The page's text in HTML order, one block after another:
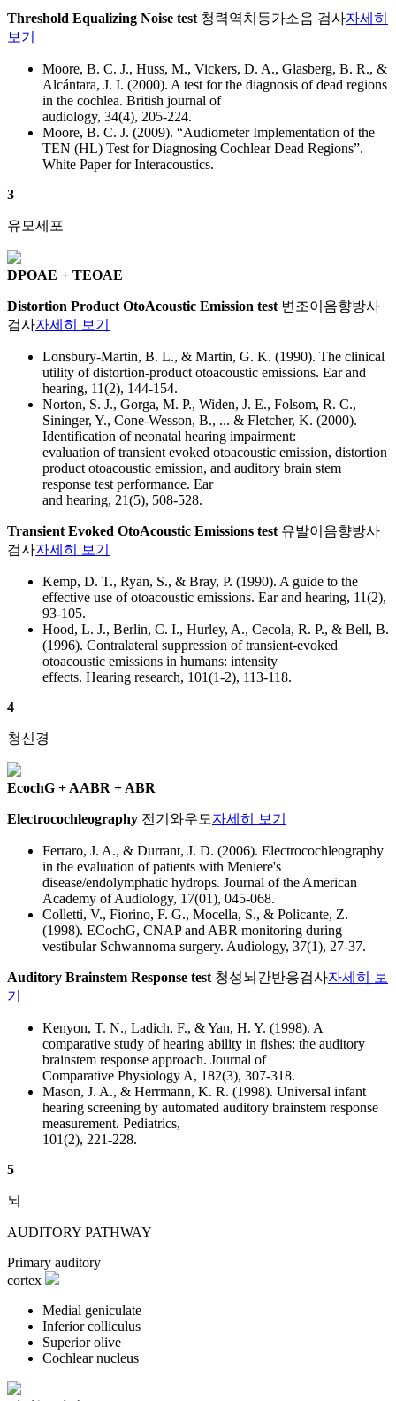
Threshold Equalizing Noise test 청력역치등가소음 검사자세히
보기
Moore, B. C. J., Huss, M., Vickers, D. A., Glasberg, B. R., &
Alcántara, J. I. (2000). A test for the diagnosis of dead regions
in the cochlea. British journal of
audiology, 34(4), 205-224.
Moore, B. C. J. (2009). “Audiometer Implementation of the
TEN (HL) Test for Diagnosing Cochlear Dead Regions”.
White Paper for Interacoustics.
3
유모세포
DPOAE + TEOAE
Distortion Product OtoAcoustic Emission test 변조이음향방사
검사자세히 보기
Lonsbury-Martin, B. L., & Martin, G. K. (1990). The clinical
utility of distortion-product otoacoustic emissions. Ear and
hearing, 11(2), 144-154.
Norton, S. J., Gorga, M. P., Widen, J. E., Folsom, R. C.,
Sininger, Y., Cone-Wesson, B., ... & Fletcher, K. (2000).
Identification of neonatal hearing impairment:
evaluation of transient evoked otoacoustic emission, distortion
product otoacoustic emission, and auditory brain stem
response test performance. Ear
and hearing, 21(5), 508-528.
Transient Evoked OtoAcoustic Emissions test 유발이음향방사
검사자세히 보기
Kemp, D. T., Ryan, S., & Bray, P. (1990). A guide to the
effective use of otoacoustic emissions. Ear and hearing, 11(2),
93-105.
Hood, L. J., Berlin, C. I., Hurley, A., Cecola, R. P., & Bell, B.
(1996). Contralateral suppression of transient-evoked
otoacoustic emissions in humans: intensity
effects. Hearing research, 101(1-2), 113-118.
4
청신경
EcochG + AABR + ABR
Electrocochleography 전기와우도자세히 보기
Ferraro, J. A., & Durrant, J. D. (2006). Electrocochleography
in the evaluation of patients with Meniere's
disease/endolymphatic hydrops. Journal of the American
Academy of Audiology, 17(01), 045-068.
Colletti, V., Fiorino, F. G., Mocella, S., & Policante, Z.
(1998). ECochG, CNAP and ABR monitoring during
vestibular Schwannoma surgery. Audiology, 37(1), 27-37.
Auditory Brainstem Response test 청성뇌간반응검사자세히 보
기
Kenyon, T. N., Ladich, F., & Yan, H. Y. (1998). A
comparative study of hearing ability in fishes: the auditory
brainstem response approach. Journal of
Comparative Physiology A, 182(3), 307-318.
Mason, J. A., & Herrmann, K. R. (1998). Universal infant
hearing screening by automated auditory brainstem response
measurement. Pediatrics,
101(2), 221-228.
5
뇌
AUDITORY PATHWAY
Primary auditory
cortex
Medial geniculate
Inferior colliculus
Superior olive
Cochlear nucleus